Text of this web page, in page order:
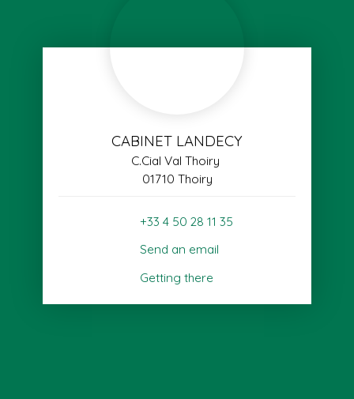
CABINET LANDECY
C.Cial Val Thoiry
01710 Thoiry
+33 4 50 28 11 35
Send an email
Getting there